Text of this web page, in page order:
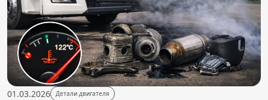
01.03.2026 Детали двигателя